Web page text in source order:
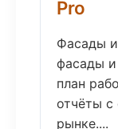
Pro
Фасады
фасады и
план
отчёты с
рынке....